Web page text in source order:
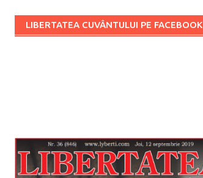
LIBERTATEA CUVÂNTULUI PE FACEBOOK